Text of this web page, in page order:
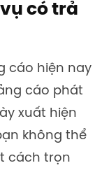
có trả
cáo hiện nay
cáo phát
xuất hiện
không thể
cách trọn